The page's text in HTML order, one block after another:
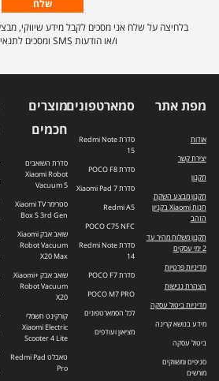
לרשימת
בלחיצה על שלח אני מסכים לקבל מידע שיווקי,
ו/או הודעות SMS ומסכים לתנאי השימוש
מפת אתר
אודות
יצירת קשר
תקנון
תקנון מבצע השקת
חנות Xiaomi בקניון
הזהב
תקנון משלוח מהיר עד
2 ימי עסקים
מדיניות פרטיות
הצהרת נגישות
מדיניות ביטול עסקה
מידע בנושא קרינה
ביטול עסקה
סניפים ומשווקים
מורשים
סמארטפונים
סדרת Redmi Note
15
סדרת POCO F8
סדרת Xiaomi Pad 7
Redmi A5
POCO C75 NFC
סדרת Redmi Note
14
סדרת POCO F7
POCO M7 PRO
לכל הסמארטפונים
מציאון ועודפים
מוצרים
חכמים
סדרת השואבים
Xiaomi Robot
Vacuum 5
סטרימר Xiaomi TV
Box S 3rd Gen
שואב אבק Xiaomi
Robot Vacuum
X20 Max
שואב אבק +Xiaomi
Robot Vacuum
X20
קורקינט חשמלי
Xiaomi Electric
Scooter 4 Lite
טאבלט Redmi Pad
Pro